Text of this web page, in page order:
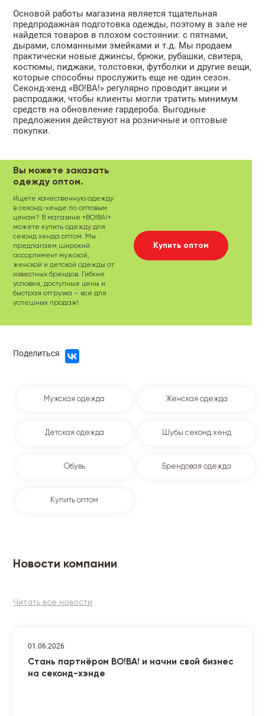
Основой работы магазина является тщательная
предпродажная подготовка одежды, поэтому в зале не
найдется товаров в плохом состоянии: с пятнами,
дырами, сломанными змейками и т.д. Мы продаем
практически новые джинсы, брюки, рубашки, свитера,
костюмы, пиджаки, толстовки, футболки и другие вещи,
которые способны прослужить еще не один сезон.
Секонд-хенд «ВО!ВА!» регулярно проводит акции и
распродажи, чтобы клиенты могли тратить минимум
средств на обновление гардероба. Выгодные
предложения действуют на розничные и оптовые
покупки.
Вы можете заказать
одежду оптом.
Ищете качественную одежду
в секонд-хенде по оптовым
ценам? В магазине «ВО!ВА!»
можете купить одежду для
секонд хенда оптом. Мы
предлагаем широкий
ассортимент мужской,
женской и детской одежды от
известных брендов. Гибкие
условия, доступные цены и
быстрая отгрузка – все для
успешных продаж!
Купить оптом
Поделиться
Мужская одежда Женская одежда
Детская одежда Шубы секонд хенд
Обувь Брендовая одежда
Купить оптом
Новости компании
Читать все новости
01.06.2026
Стань партнёром ВО!ВА! и начни свой бизнес
на секонд-хэнде